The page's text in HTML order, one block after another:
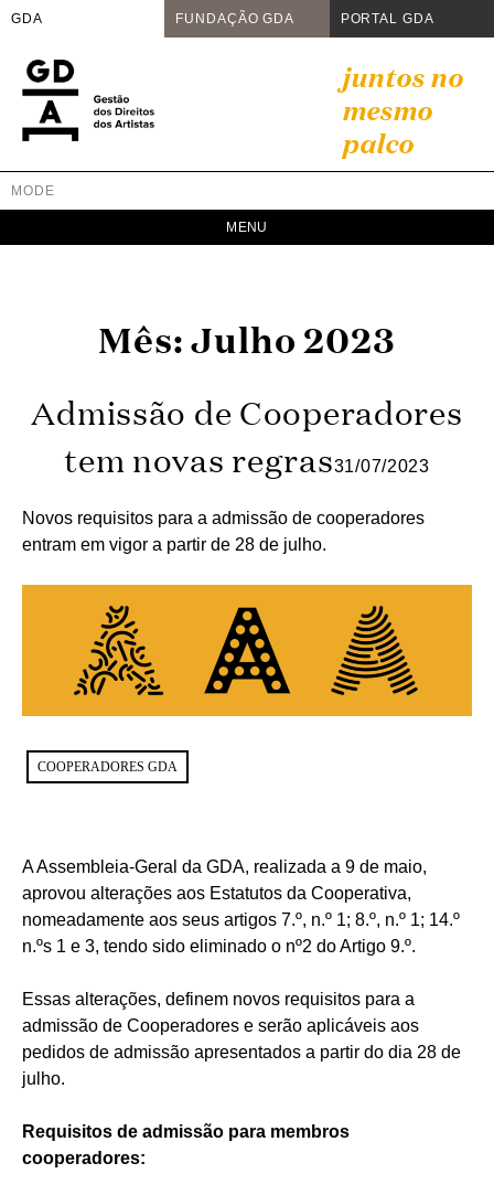
GDA FUNDAÇÃO GDA PORTAL GDA
content
juntos no
mesmo
palco
GDA
Juntos no mesmo palco
MODE
Mês:Julho 2023
Admissão de Cooperadores
tem novas regras31/07/2023
Novos requisitos para a admissão de cooperadores
entram em vigor a partir de 28 de julho.
COOPERADORES GDA
A Assembleia-Geral da GDA, realizada a 9 de maio,
aprovou alterações aos Estatutos da Cooperativa,
nomeadamente aos seus artigos 7.º, n.º 1; 8.º, n.º 1; 14.º
n.ºs 1 e 3, tendo sido eliminado o nº2 do Artigo 9.º.
Essas alterações, definem novos requisitos para a
admissão de Cooperadores e serão aplicáveis aos
pedidos de admissão apresentados a partir do dia 28 de
julho.
Requisitos de admissão para membros
cooperadores: